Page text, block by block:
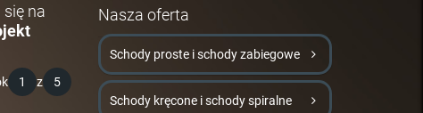
na
1 z 5
Nasza oferta
Schody proste i schody zabiegowe
Schody kręcone i schody spiralne